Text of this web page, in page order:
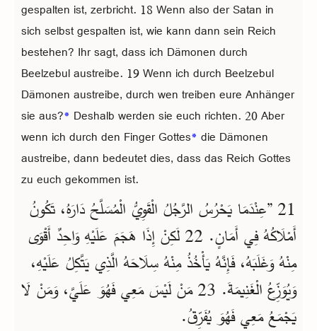
gespalten ist, zerbricht. 18 Wenn also der Satan in
sich selbst gespalten ist, wie kann dann sein Reich
bestehen? Ihr sagt, dass ich Dämonen durch
Beelzebul austreibe. 19 Wenn ich durch Beelzebul
Dämonen austreibe, durch wen treiben eure Anhänger
sie aus?* Deshalb werden sie euch richten. 20 Aber
wenn ich durch den Finger Gottes* die Dämonen
austreibe, dann bedeutet dies, dass das Reich Gottes
zu euch gekommen ist.
21 ”عِنْدَمَا يَحْرُسُ الرَّجُلُ الْقَوِيُّ الْمُسَلَّحُ دَارَهُ، تَكُونُ
أَمْلَاكُهُ فِي أَمَانٍ. 22 لَكِنْ إِذَا هَجَمَ عَلَيْهِ وَاحِدٌ أَقْوَى
مِنْهُ وَغَلَبَهُ، فَإِنَّهُ يَأْخُذُ مِنْهُ سِلَاحَهُ الَّذِي يَتَّكِلُ عَلَيْهِ،
وَيُوَزِّعُ الْغَنِيمَةَ. 23 مَنْ لَيْسَ مَعِي فَهُوَ عَلَيَّ، وَمَنْ لَا
يَجْمَعُ مَعِي فَهُوَ يُفَرِّقُ.